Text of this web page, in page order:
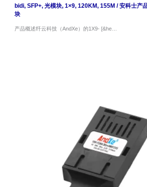
bidi, SFP+, 光模块, 1×9, 120KM, 155M /安科士产
块
产品概述纤云科技（AndXe）的1X9- [&he…